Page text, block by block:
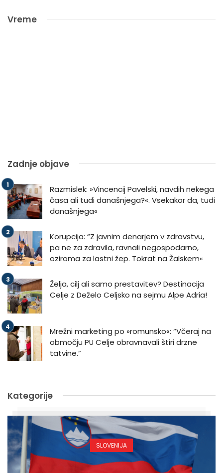
Vreme
Zadnje objave
Razmislek: »Vincencij Pavelski, navdih nekega
časa ali tudi današnjega?«. Vsekakor da, tudi
današnjega«
Korupcija: “Z javnim denarjem v zdravstvu,
pa ne za zdravila, ravnali negospodarno,
oziroma za lastni žep. Tokrat na Žalskem«
Želja, cilj ali samo prestavitev? Destinacija
Celje z Deželo Celjsko na sejmu Alpe Adria!
Mrežni marketing po »romunsko«: “Včeraj na
območju PU Celje obravnavali štiri drzne
tatvine.”
Kategorije
SLOVENIJA